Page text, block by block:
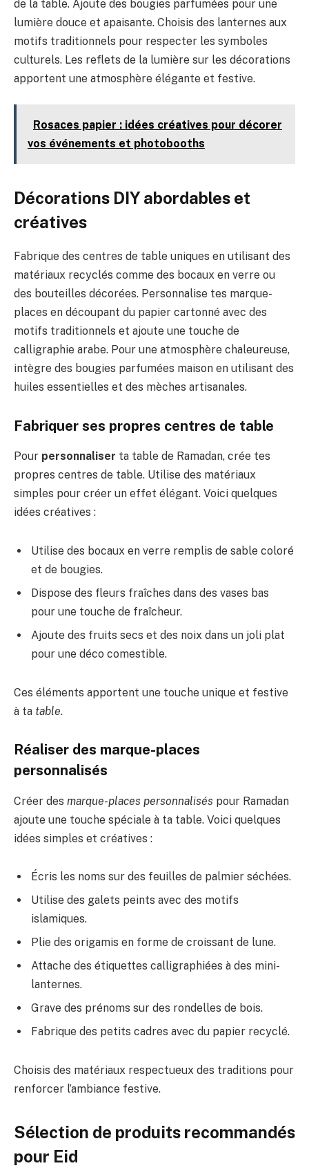
de la table. Ajoute des bougies parfumées pour une
lumière douce et apaisante. Choisis des lanternes aux
motifs traditionnels pour respecter les symboles
culturels. Les reflets de la lumière sur les décorations
apportent une atmosphère élégante et festive.
Rosaces papier : idées créatives pour décorer
vos événements et photobooths
Décorations DIY abordables et
créatives
Fabrique des centres de table uniques en utilisant des
matériaux recyclés comme des bocaux en verre ou
des bouteilles décorées. Personnalise tes marque-
places en découpant du papier cartonné avec des
motifs traditionnels et ajoute une touche de
calligraphie arabe. Pour une atmosphère chaleureuse,
intègre des bougies parfumées maison en utilisant des
huiles essentielles et des mèches artisanales.
Fabriquer ses propres centres de table
Pour personnaliser ta table de Ramadan, crée tes
propres centres de table. Utilise des matériaux
simples pour créer un effet élégant. Voici quelques
idées créatives :
Utilise des bocaux en verre remplis de sable coloré
et de bougies.
Dispose des fleurs fraîches dans des vases bas
pour une touche de fraîcheur.
Ajoute des fruits secs et des noix dans un joli plat
pour une déco comestible.
Ces éléments apportent une touche unique et festive
à ta table.
Réaliser des marque-places
personnalisés
Créer des marque-places personnalisés pour Ramadan
ajoute une touche spéciale à ta table. Voici quelques
idées simples et créatives :
Écris les noms sur des feuilles de palmier séchées.
Utilise des galets peints avec des motifs
islamiques.
Plie des origamis en forme de croissant de lune.
Attache des étiquettes calligraphiées à des mini-
lanternes.
Grave des prénoms sur des rondelles de bois.
Fabrique des petits cadres avec du papier recyclé.
Choisis des matériaux respectueux des traditions pour
renforcer l’ambiance festive.
Sélection de produits recommandés
pour Eid